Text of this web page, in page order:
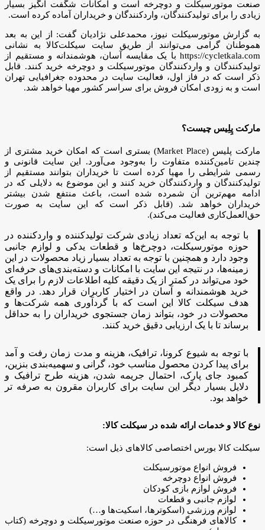
صنعت موتورسیکلت و دوچرخه است و امکانات شگفت انگیز بسیار
زیادی را برای تولیدکنندگان، واردکنندگان و خریداران آماده کرده است.
به گزارش موتورسیکلت نیوز، محمدعلی نژادیان گفت: از این به بعد
هموطنان گرامی می‌توانند از طریق سایت سیکلت‌کالا به نشانی
https://cycletkala.com با یک مقایسه آسان، هوشمندانه و مستقیم از
تولیدکنندگان و واردکنندگان موتورسیکلت و دوچرخه خرید کنند. قابل
ذکر است که در فاز اول، فعالیت سایت در محدوده جغرافیایی تهران
است و به زودی امکان فروش برای سراسر کشور مهیا خواهد شد.
مارکت پِلِیس چیست؟
مارکت پلیس (Market Place) بستری است که امکان خرید مشتری از
چندین تامین‌کننده متفاوت را به‌وجود ‌می‌آورد. این سایت قانونی و
رسمی شرایطی را مهیا کرده است تا خریداران بتوانند مستقیم از
تولیدکنندگان و واردکنندگان خرید کنند و این موضوع به دلایلی که در
ادامه مهم‌ترین آن شمرده شده است، باعث منتفع شدن بیشتر
خریداران خواهد شد. (قابل ذکر است که این سایت به صورت
حق‌العمل‌کاری فعالیت می‌کند).
با توجه به این‌که تعداد زیادی شرکت تولیدکننده و واردکننده در
حوزه موتورسیکلت، دوچرخ‌ها و قطعات یدکی و لوازم جانبی
وجود دارد و همچنین با توجه به تعداد بسیار زیاد محصولات در این
زمینه‌ها، در نتیجه این سایت با امکانات و دسته‌بندی‌های حرفه‌ای
خود می‌تواند در کمتر از یک دقیقه کلیه اطلاعات لازم را برای یک
خرید هوشمندانه و آسان در اختیار کاربران قرار دهد. در واقع
هدف سیکلت کالا این است که با گردآوری همه شرکت‌ها و
محصولات در خود، بتواند زمان جستجوی خریداران را به حداقل
برساند تا با یک ارزیابی دقیق خرید کنند.
با توجه به شیوع کرونا، ترافیک، هزینه و مدت زمان رفت و آمد
برای پیدا کردن محصول مناسب خود، گرانی و سهمیه‌بندی بنزین،
کمبود جای پارک، احتمال جریمه شدن، هزینه طرح ترافیک و
دلایل بسیار دیگر این سایت برای کاربران مقرون به صرفه تر
خواهد بود.
نوع کالا و خدمات ارائه شده در سیکلت کالا:
سیکلت کالا بورس اختصاصی کالاهای ذیل است:
فروش انواع موتورسیکلت
فروش انواع دوچرخه
فروش لوازم بازی کودکان
لوازم جانبی و قطعات
لوازم ورزشی (اسکوترها، اسکیت‌ها و…)
کالاهای فرهنگی در حوزه صنعت موتورسیکلت و دوچرخه (کتاب